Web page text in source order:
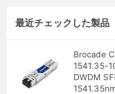
最近チェックした製品
Brocade
1541.35-
DWDM